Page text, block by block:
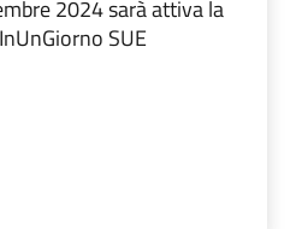
2024 sarà attiva la
SUE